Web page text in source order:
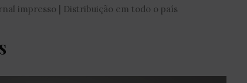
impresso | Distribuição em todo o país